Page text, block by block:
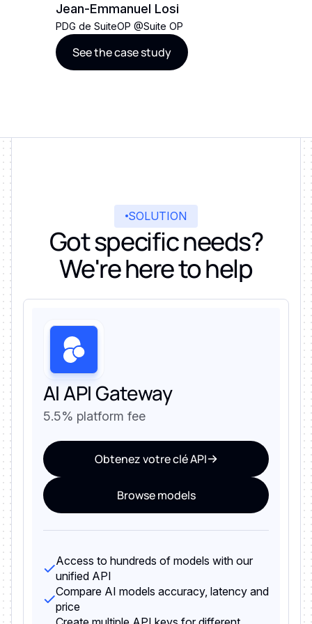
Jean-Emmanuel Losi
PDG de SuiteOP @Suite OP
See the case study
SOLUTION
Got specific needs?
We're here to help
AI API Gateway
5.5% platform fee
Obtenez votre clé API
Browse models
Access to hundreds of models with our
unified API
Compare AI models accuracy, latency and
price